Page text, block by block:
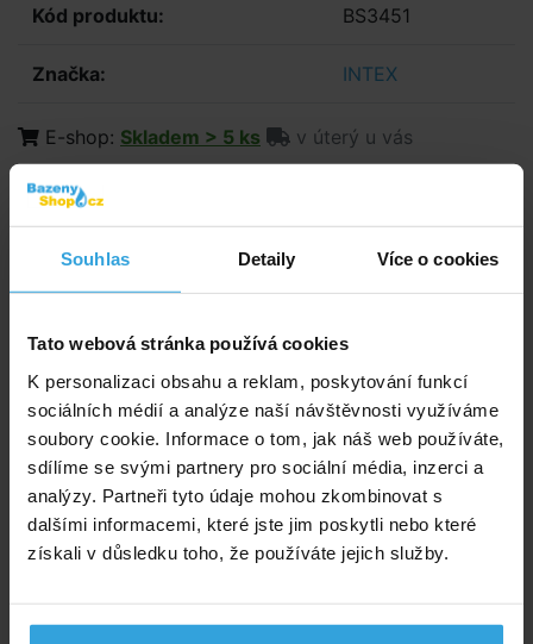
Souhlas Detaily Více o cookies
Tato webová stránka používá cookies
K personalizaci obsahu a reklam, poskytování funkcí
sociálních médií a analýze naší návštěvnosti využíváme
soubory cookie. Informace o tom, jak náš web používáte,
sdílíme se svými partnery pro sociální média, inzerci a
analýzy. Partneři tyto údaje mohou zkombinovat s
dalšími informacemi, které jste jim poskytli nebo které
získali v důsledku toho, že používáte jejich služby.
Kód produktu: BS3451
Značka: INTEX
E-shop: Skladem > 5 ks
v úterý u vás
Prodejna:
285,12 Kč bez DPH 345,- Kč
Zeptej se prodavače
Podrobný popis
Podrobný popis
Nafukovací barevný jednorožec o velikosti
Po stranách umístněna 2 držadla. 2 vzduchové